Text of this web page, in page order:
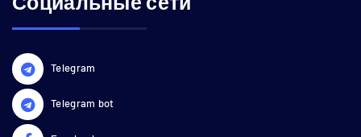
Telegram
Telegram bot